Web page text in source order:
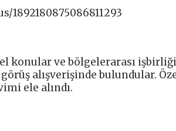
konular ve bölgelerarası
alışverişinde bulundular.
ele alındı.